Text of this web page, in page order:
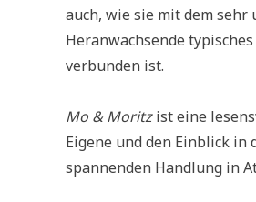
auch, wie sie mit dem
Heranwachsende
verbunden ist.
Mo & Moritzist eine
Eigene und den Einblick
spannenden Handlung in